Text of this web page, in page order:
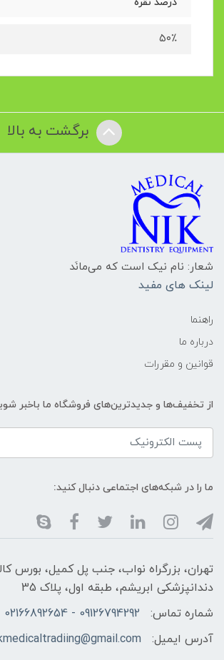
۵۰٪
برگشت به بالا
شعار: نام نیک است که می‌مانَد
لینک های مفید
راهنما
درباره ما
قوانین و مقررات
از تخفیف‌ها و جدیدترین‌های فروشگاه ما باخبر
ما را در شبکه‌های اجتماعی دنبال کنید:
تهران، بزرگراه نواب، جنب پل کمیل، بورس
دندانپزشکی ابریشم، طبقه اول، پلاک 35
شماره تماس:
09126794292 - 02166892654
آدرس ایمیل: